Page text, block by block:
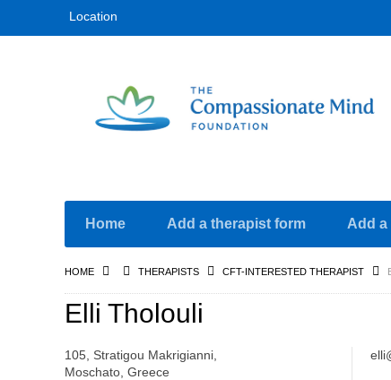
Location
Home Add a therapist form Add
HOME THERAPISTS CFT-INTERESTED THERAPIST
Elli Tholouli
105, Stratigou Makrigianni,
Moschato, Greece